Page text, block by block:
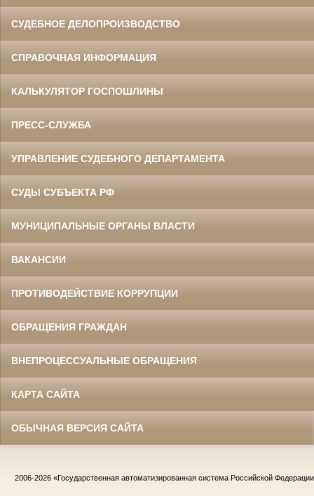
СУДЕБНОЕ ДЕЛОПРОИЗВОДСТВО
СПРАВОЧНАЯ ИНФОРМАЦИЯ
КАЛЬКУЛЯТОР ГОСПОШЛИНЫ
ПРЕСС-СЛУЖБА
УПРАВЛЕНИЕ СУДЕБНОГО ДЕПАРТАМЕНТА
СУДЫ СУБЪЕКТА РФ
МУНИЦИПАЛЬНЫЕ ОРГАНЫ ВЛАСТИ
ВАКАНСИИ
ПРОТИВОДЕЙСТВИЕ КОРРУПЦИИ
ОБРАЩЕНИЯ ГРАЖДАН
ВНЕПРОЦЕССУАЛЬНЫЕ ОБРАЩЕНИЯ
КАРТА САЙТА
ОБЫЧНАЯ ВЕРСИЯ САЙТА
2006-2026 «Государственная автоматизированная система Российской